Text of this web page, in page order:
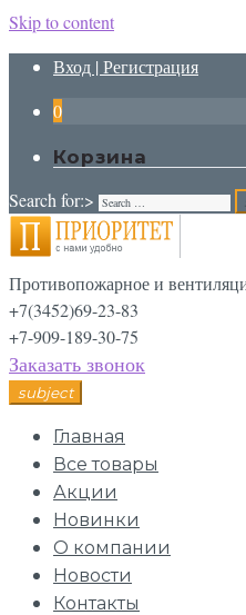
Skip to content
Вход | Регистрация
0
Корзина
Search for:>
Противопожарное и
+7(3452)69-23-83
+7-909-189-30-75
Заказать звонок
subject
Главная
Все товары
Акции
Новинки
О компании
Новости
Контакты